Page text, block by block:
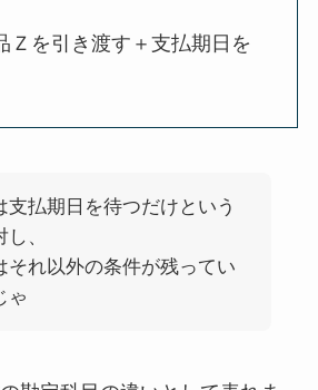
を引き渡す＋支払期日を
支払期日を待つだけという
、
れ以外の条件が残ってい
ゃ